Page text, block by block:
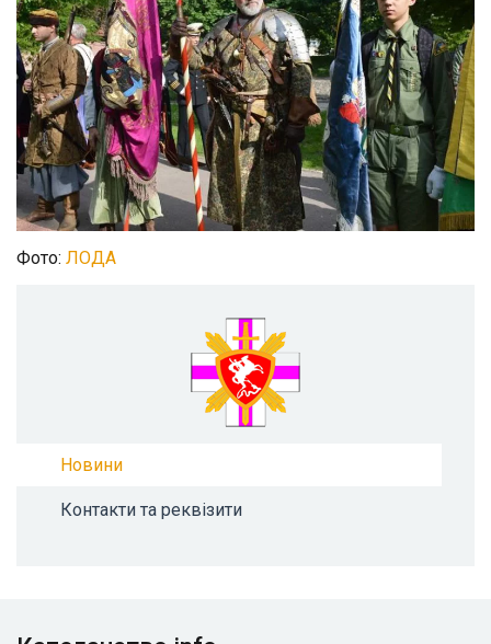
Фото: ЛОДА
Новини
Контакти та реквізити